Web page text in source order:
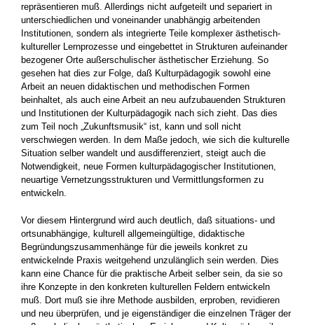
repräsentieren muß. Allerdings nicht aufgeteilt und separiert in
unterschiedlichen und vonein­ander unabhängig arbeitenden
Institutionen, sondern als integrierte Teile komplexer ästhe­tisch-
kultureller Lernprozesse und eingebettet in Strukturen aufeinander
bezogener Orte außer­schulischer ästhetischer Erziehung. So
gesehen hat dies zur Folge, daß Kulturpädagogik sowohl eine
Arbeit an neuen didaktischen und methodi­schen Formen
beinhaltet, als auch eine Arbeit an neu aufzubauenden Strukturen
und Institutio­nen der Kulturpädagogik nach sich zieht. Das dies
zum Teil noch „Zukunftsmusik“ ist, kann und soll nicht
verschwiegen werden. In dem Ma­ße jedoch, wie sich die kulturelle
Situation selber wandelt und ausdifferenziert, steigt auch die
Notwendigkeit, neue Formen kulturpädagogi­scher Institutionen,
neuartige Vernetzungsstruk­turen und Vermittlungsformen zu
entwickeln.
Vor diesem Hintergrund wird auch deutlich, daß situations- und
ortsunabhängige, kulturell allge­meingültige, didaktische
Begründungszusammenhänge für die jeweils konkret zu
entwickelnde Praxis weitgehend unzulänglich sein wer­den. Dies
kann eine Chance für die praktische Arbeit selber sein, da sie so
ihre Konzepte in den konkreten kulturellen Feldern entwickeln
muß. Dort muß sie ihre Methode ausbilden, erproben, revidieren
und neu überprüfen, und je eigen­ständiger die einzelnen Träger der